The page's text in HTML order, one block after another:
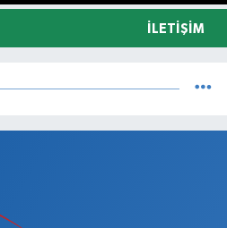
İLETIŞIM